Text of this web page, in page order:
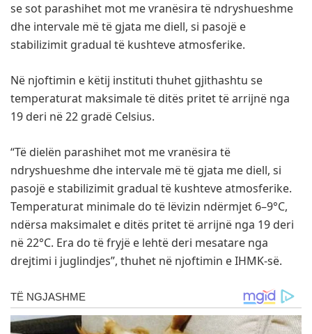
se sot parashihet mot me vranësira të ndryshueshme
dhe intervale më të gjata me diell, si pasojë e
stabilizimit gradual të kushteve atmosferike.
Në njoftimin e këtij instituti thuhet gjithashtu se
temperaturat maksimale të ditës pritet të arrijnë nga
19 deri në 22 gradë Celsius.
“Të dielën parashihet mot me vranësira të
ndryshueshme dhe intervale më të gjata me diell, si
pasojë e stabilizimit gradual të kushteve atmosferike.
Temperaturat minimale do të lëvizin ndërmjet 6–9°C,
ndërsa maksimalet e ditës pritet të arrijnë nga 19 deri
në 22°C. Era do të fryjë e lehtë deri mesatare nga
drejtimi i juglindjes”, thuhet në njoftimin e IHMK-së.